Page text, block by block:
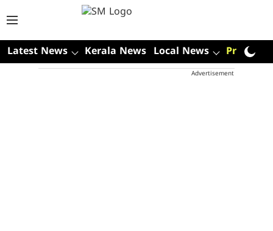
Latest News Kerala News Local News Premium
Advertisement